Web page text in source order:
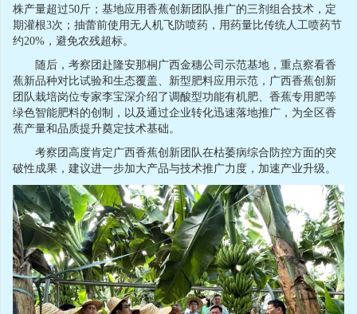
株产量超过50斤；基地应用香蕉创新团队推广的三剂组合技术，定
期灌根3次；抽蕾前使用无人机飞防喷药，用药量比传统人工喷药节
约20%，避免农残超标。
随后，考察团赴隆安那桐广西金穗公司示范基地，重点察看香
蕉新品种对比试验和生态覆盖、新型肥料应用示范，广西香蕉创新
团队栽培岗位专家李宝深介绍了调酸型功能有机肥、香蕉专用肥等
绿色智能肥料的创制，以及通过企业转化迅速落地推广，为全区香
蕉产量和品质提升奠定技术基础。
考察团高度肯定广西香蕉创新团队在枯萎病综合防控方面的突
破性成果，建议进一步加大产品与技术推广力度，加速产业升级。